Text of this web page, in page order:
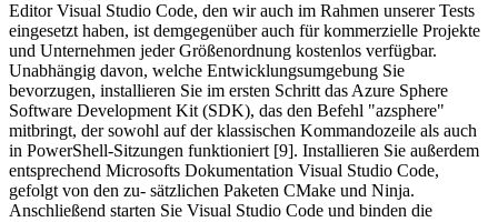
Editor Visual Studio Code, den wir auch im Rahmen unserer Tests
eingesetzt haben, ist demgegenüber auch für kommerzielle Projekte
und Unternehmen jeder Größenordnung kostenlos verfügbar.
Unabhängig davon, welche Entwicklungsumgebung Sie
bevorzugen, installieren Sie im ersten Schritt das Azure Sphere
Software Development Kit (SDK), das den Befehl "azsphere"
mitbringt, der sowohl auf der klassischen Kommandozeile als auch
in PowerShell-Sitzungen funktioniert [9]. Installieren Sie außerdem
entsprechend Microsofts Dokumentation Visual Studio Code,
gefolgt von den zu- sätzlichen Paketen CMake und Ninja.
Anschließend starten Sie Visual Studio Code und binden die